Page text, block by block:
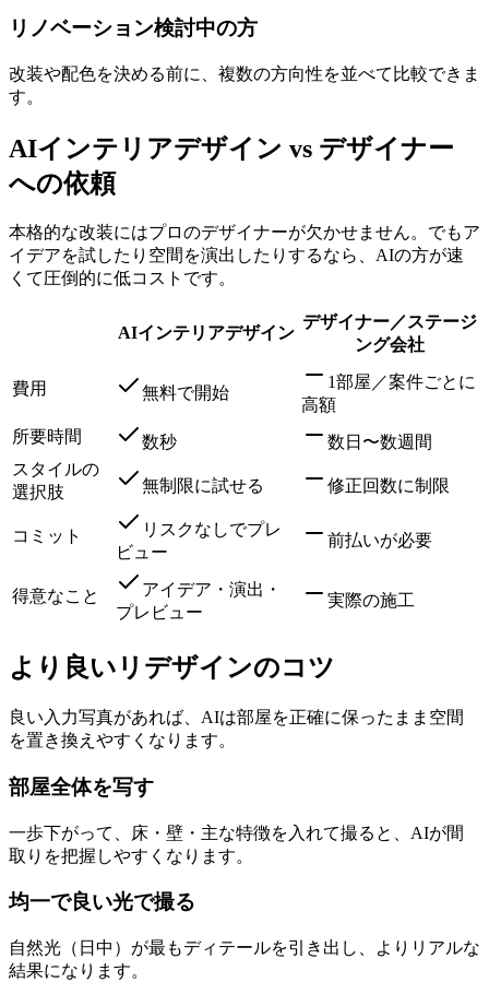
リノベーション検討中の方
改装や配色を決める前に、複数の方向性を並べて比較できま
す。
AIインテリアデザイン vs デザイナー
への依頼
本格的な改装にはプロのデザイナーが欠かせません。でもア
イデアを試したり空間を演出したりするなら、AIの方が速
くて圧倒的に低コストです。
AIインテリアデザイン
デザイナー／ステージ
ング会社
費用 無料で開始
1部屋／案件ごとに
高額
所要時間
数秒
数日〜数週間
スタイルの
選択肢
無制限に試せる 修正回数に制限
コミット
リスクなしでプレ
ビュー
前払いが必要
得意なこと
アイデア・演出・
プレビュー
実際の施工
より良いリデザインのコツ
良い入力写真があれば、AIは部屋を正確に保ったまま空間
を置き換えやすくなります。
部屋全体を写す
一歩下がって、床・壁・主な特徴を入れて撮ると、AIが間
取りを把握しやすくなります。
均一で良い光で撮る
自然光（日中）が最もディテールを引き出し、よりリアルな
結果になります。